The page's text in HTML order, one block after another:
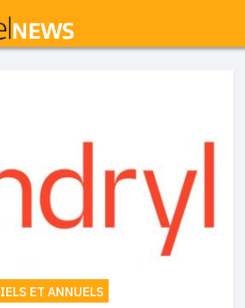
ET ANNUELS